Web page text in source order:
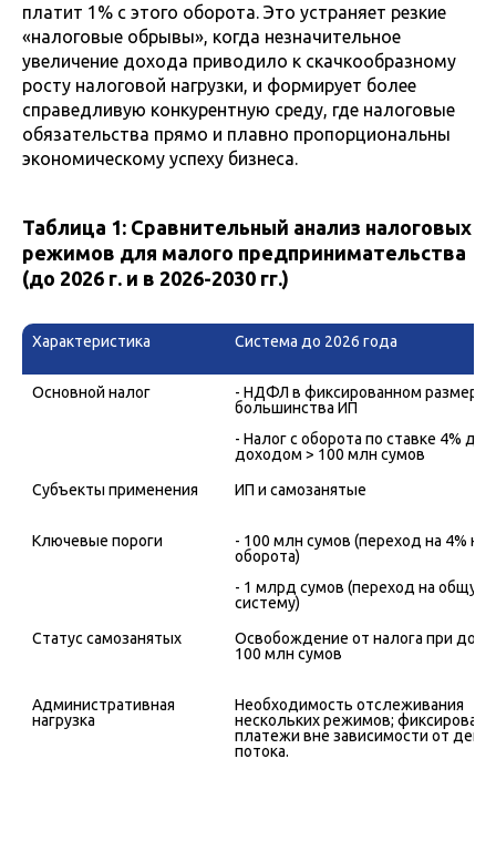
платит 1% с этого оборота. Это устраняет резкие
«налоговые обрывы», когда незначительное
увеличение дохода приводило к скачкообразному
росту налоговой нагрузки, и формирует более
справедливую конкурентную среду, где налоговые
обязательства прямо и плавно пропорциональны
экономическому успеху бизнеса.
Таблица 1: Сравнительный анализ налоговых
режимов для малого предпринимательства
(до 2026 г. и в 2026-2030 гг.)
Характеристика Система до 2026 года
Основной налог
- НДФЛ в фиксированном размере
большинства ИП
- Налог с оборота по ставке 4%
Субъекты применения
ИП и самозанятые
Ключевые пороги
- 100 млн сумов (переход на 4%
оборота)
- 1 млрд сумов (переход на общую
Статус самозанятых
Освобождение от налога при
100 млн сумов
Административная
нагрузка
Необходимость отслеживания
нескольких режимов;
платежи вне зависимости от
потока.